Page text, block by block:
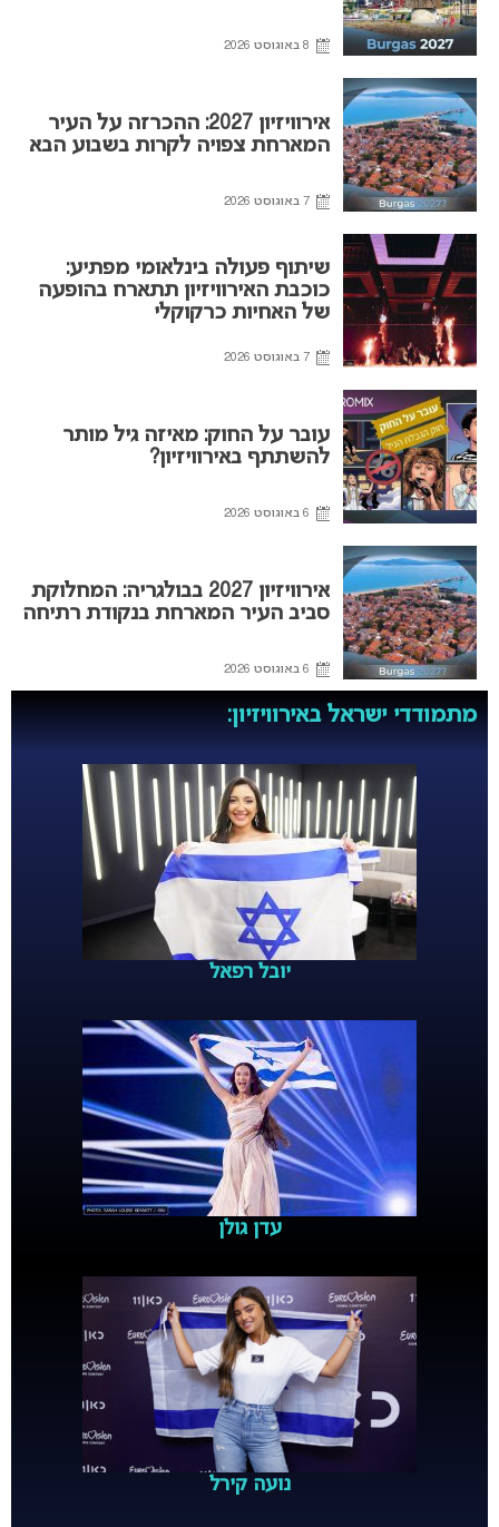
8 באוגוסט 2026
אירוויזיון 2027: ההכרזה על העיר
המארחת צפויה לקרות בשבוע הבא
7 באוגוסט 2026
שיתוף פעולה בינלאומי מפתיע:
כוכבת האירוויזיון תתארח בהופעה
של האחיות כרקוקלי
7 באוגוסט 2026
עובר על החוק: מאיזה גיל מותר
להשתתף באירוויזיון?
6 באוגוסט 2026
אירוויזיון 2027 בבולגריה: המחלוקת
סביב העיר המארחת בנקודת רתיחה
6 באוגוסט 2026
מתמודדי ישראל באירוויזיון:
יובל רפאל
עדן גולן
נועה קירל